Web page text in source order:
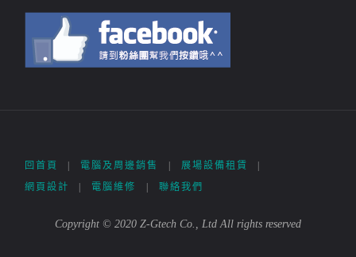
回首頁 | 電腦及周邊銷售 | 展場設備租賃
|
網頁設計
| 電腦維修 | 聯絡我們
Copyright © 2020 Z-Gtech Co., Ltd All rights reserved